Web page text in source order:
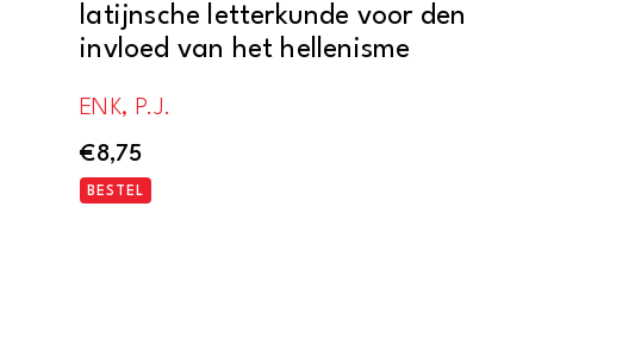
latijnsche letterkunde voor den
invloed van het hellenisme
ENK, P.J.
€8,75
BESTEL